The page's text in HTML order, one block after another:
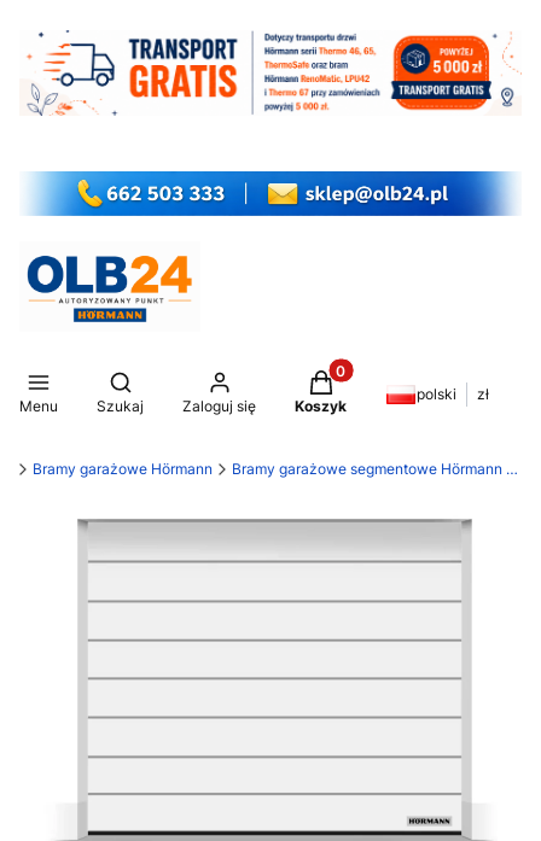
Menu
Otwórz wyszukiwarkę
Szukaj Zaloguj się
Produkty w koszyku: 0.
Koszyk
polski zł
Bramy garażowe Hörmann Bramy garażowe segmentowe Hörmann RenoMatic